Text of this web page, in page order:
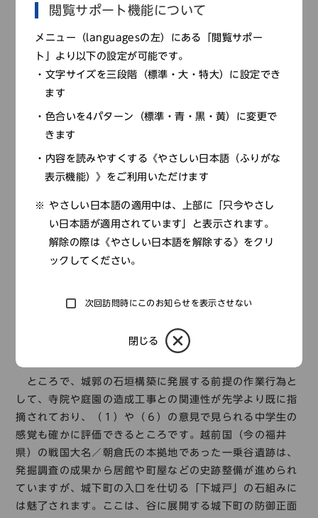
（５）石垣構築技術が未熟なため、大きな石を並べて
小さな石を適当に埋めている。
（６）京都のお寺のように“わび・さび”の趣を出し
た。
（７）小さな石の上に大きな石を載せ、石垣の強度を
「一乗谷遺跡（下城戸の石組み）」
ところで、城郭の石垣構築に発展する前提の作業行為と
して、寺院や庭園の造成工事との関連性が先学より既に指
摘されており、（１）や（６）の意見で見られる中学生の
感覚も確かに評価できるところです。越前国（今の福井
県）の戦国大名／朝倉氏の本拠地であった一乗谷遺跡は、
発掘調査の成果から居館や町屋などの史跡整備が進められ
ていますが、城下町の入口を仕切る「下城戸」の石組みに
は魅了されます。ここは、谷に展開する城下町の防御正面
閲覧サポート機能について
メニュー（languagesの左）にある「閲覧サポー
ト」より以下の設定が可能です。
文字サイズを三段階（標準・大・特大）に設定でき
ます
色合いを4パターン（標準・青・黒・黄）に変更で
きます
内容を読みやすくする《やさしい日本語（ふりがな
表示機能）》をご利用いただけます
やさしい日本語の適用中は、上部に「只今やさし
い日本語が適用されています」と表示されます。
解除の際は《やさしい日本語を解除する》をクリ
ックしてください。
次回訪問時にこのお知らせを表示させない
閉じる